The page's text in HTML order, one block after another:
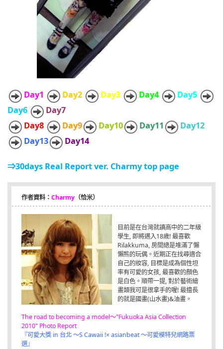
Day1 Day2 Day3 Day4
Day5
Day6
Day7
Day8
Day9 Day10 Day11
Day12
Day13
Day14
⇒30days Real Report ver. Charmy top page
作者資料： Charmy （恰米）
目前是在台灣就讀高中的二年級
學生, 即將邁入18歲! 最喜歡
Rilakkuma, 房間總是堆滿了懶
懶熊的玩偶。近期正在找尋適合
自己的妝容, 目標是成為個性坦
率有可愛的女孩, 最喜歡的顏色
是白色。順帶一提, 對於藝術繪
畫類我可是很拿手的喔! 最擅長
的就是國畫(山水畫)&油畫。
The road to becoming a model～"Fukuoka Asia Collection
2010" Photo Report
『可愛大獎 in 台北 ～S Cawaii !× asianbeat ～可愛模特兒網路票
選』